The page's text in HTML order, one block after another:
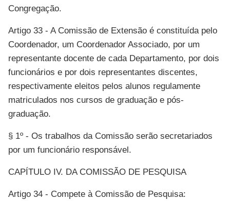
Congregação.
Artigo 33 - A Comissão de Extensão é constituída pelo
Coordenador, um Coordenador Associado, por um
representante docente de cada Departamento, por dois
funcionários e por dois representantes discentes,
respectivamente eleitos pelos alunos regulamente
matriculados nos cursos de graduação e pós-
graduação.
§ 1º - Os trabalhos da Comissão serão secretariados
por um funcionário responsável.
CAPÍTULO IV. DA COMISSÃO DE PESQUISA
Artigo 34 - Compete à Comissão de Pesquisa: